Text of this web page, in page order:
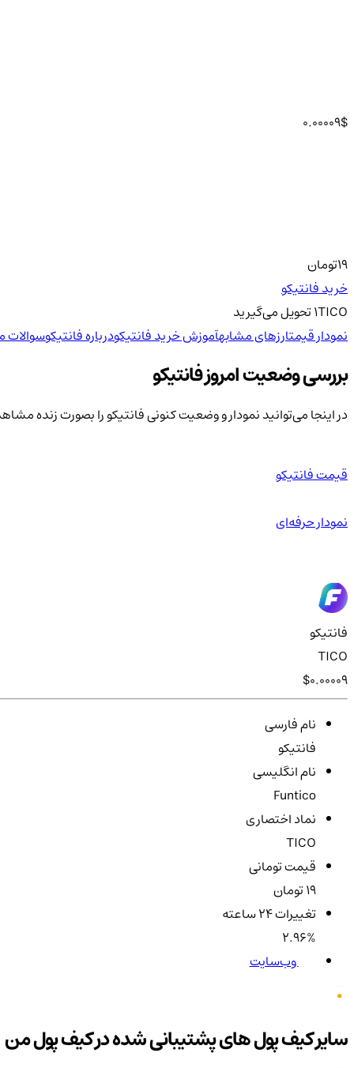
0.00009$
19تومان
خرید فانتیکو
1TICO تحویلمی‌گیرید
نمودار قیمتارزهای مشابهآموزش خرید فانتیکودرباره فانتیکوسوالات
بررسی وضعیت امروز فانتیکو
در اینجا می‌توانید نمودار و وضعیت کنونی فانتیکو را بصورت زنده
قیمت فانتیکو
نمودار حرفه‌ای
فانتیکو
TICO
$0.00009
نام فارسی
فانتیکو
نام انگلیسی
Funtico
نماد اختصاری
TICO
قیمت تومانی
19 تومان
تغییرات ۲۴ ساعته
2.96%
وب‌سایت
سایر کیف پول های پشتیبانی شده در کیف پول من